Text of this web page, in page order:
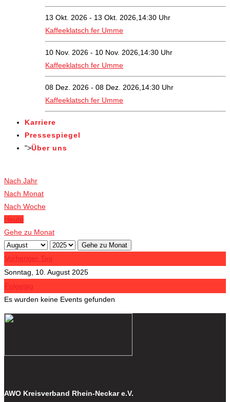
13 Okt. 2026 - 13 Okt. 2026,14:30 Uhr
Kaffeeklatsch fer Umme
10 Nov. 2026 - 10 Nov. 2026,14:30 Uhr
Kaffeeklatsch fer Umme
08 Dez. 2026 - 08 Dez. 2026,14:30 Uhr
Kaffeeklatsch fer Umme
Karriere
Pressespiegel
">Über uns
Nach Jahr
Nach Monat
Nach Woche
Heute
Gehe zu Monat
Gehe zu Monat
Vorheriger Tag
Sonntag, 10. August 2025
Folgetag
Es wurden keine Events gefunden
AWO Kreisverband Rhein-Neckar e.V.